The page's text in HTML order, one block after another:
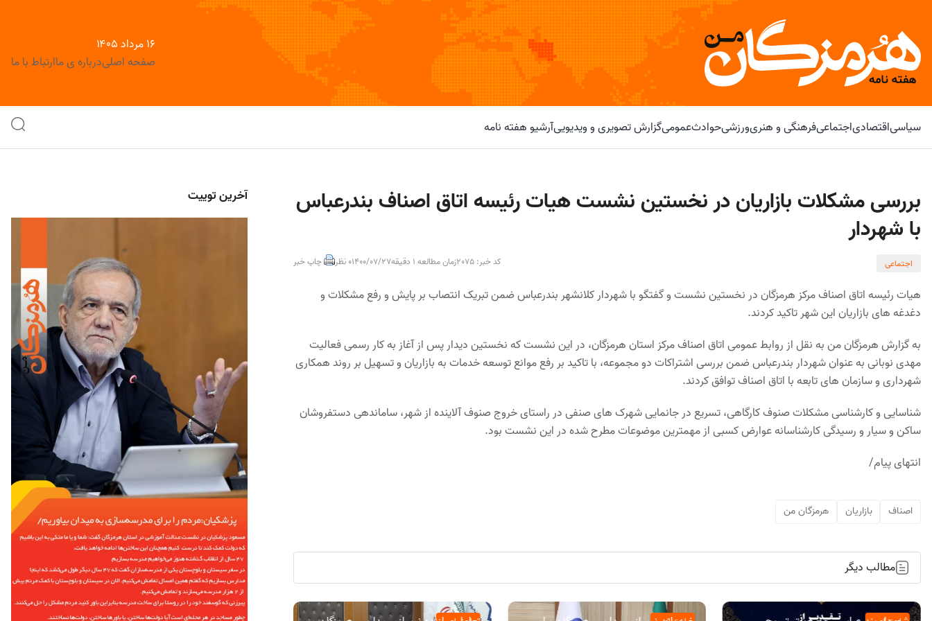
۱۶ مرداد ۱۴۰۵
صفحه اصلیدرباره ی ماارتباط با ما
سیاسیاقتصادیاجتماعیفرهنگی و هنریورزشیحوادثعمومیگزارش تصویری و ویدیوییآرشیو هفته نامه
بررسی مشکلات بازاریان در نخستین نشست هیات رئیسه اتاق اصناف بندرعباس
با شهردار
اجتماعی کد خبر: 2075 زمان مطالعه 1 دقیقه 1400/07/270 نظر چاپ خبر
هیات رئیسه اتاق اصناف مرکز هرمزگان در نخستین نشست و گفتگو با شهردار کلانشهر بندرعباس ضمن تبریک انتصاب بر پایش و رفع مشکلات و‌
دغدغه های بازاریان این شهر تاکید کردند.
به گزارش هرمزگان من به نقل از روابط عمومی اتاق اصناف مرکز استان هرمزگان، در این نشست که نخستین دیدار پس از آغاز به کار رسمی فعالیت
مهدی نوبانی به عنوان شهردار بندرعباس ضمن بررسی اشتراکات دو مجموعه، با تاکید بر رفع موانع توسعه خدمات به بازاریان و تسهیل بر روند همکاری
شهرداری و سازمان های تابعه با اتاق اصناف توافق کردند.
شناسایی و کارشناسی مشکلات صنوف کارگاهی، تسریع در جانمایی شهرک های صنفی در راستای خروج صنوف آلاینده از شهر، ساماندهی دستفروشان
ساکن و سیار و رسیدگی کارشناسانه عوارض کسبی از مهمترین موضوعات مطرح شده در این نشست بود.
انتهای پیام/
اصناف بازاریان هرمزگان من
مطالب دیگر
آخرین توییت